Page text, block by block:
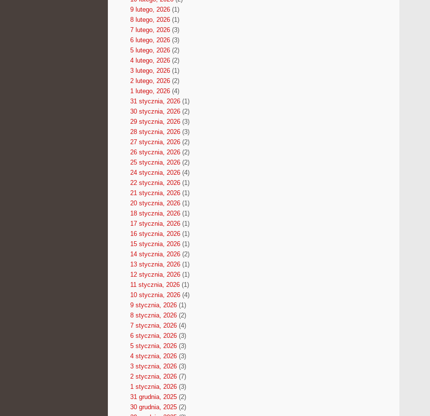
9 lutego, 2026(1)
8 lutego, 2026(1)
7 lutego, 2026(3)
6 lutego, 2026(3)
5 lutego, 2026(2)
4 lutego, 2026(2)
3 lutego, 2026(1)
2 lutego, 2026(2)
1 lutego, 2026(4)
31 stycznia, 2026(1)
30 stycznia, 2026(2)
29 stycznia, 2026(3)
28 stycznia, 2026(3)
27 stycznia, 2026(2)
26 stycznia, 2026(2)
25 stycznia, 2026(2)
24 stycznia, 2026(4)
22 stycznia, 2026(1)
21 stycznia, 2026(1)
20 stycznia, 2026(1)
18 stycznia, 2026(1)
17 stycznia, 2026(1)
16 stycznia, 2026(1)
15 stycznia, 2026(1)
14 stycznia, 2026(2)
13 stycznia, 2026(1)
12 stycznia, 2026(1)
11 stycznia, 2026(1)
10 stycznia, 2026(4)
9 stycznia, 2026(1)
8 stycznia, 2026(2)
7 stycznia, 2026(4)
6 stycznia, 2026(3)
5 stycznia, 2026(3)
4 stycznia, 2026(3)
3 stycznia, 2026(3)
2 stycznia, 2026(7)
1 stycznia, 2026(3)
31 grudnia, 2025(2)
30 grudnia, 2025(2)